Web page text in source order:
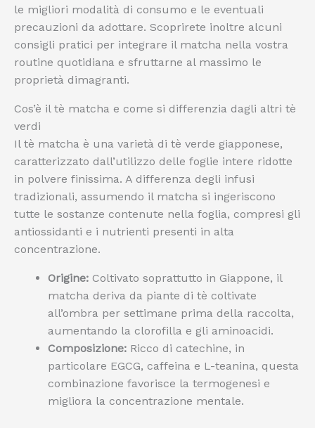
le migliori modalità di consumo e le eventuali
precauzioni da adottare. Scoprirete inoltre alcuni
consigli pratici per integrare il matcha nella vostra
routine quotidiana e sfruttarne al massimo le
proprietà dimagranti.
Cos’è il tè matcha e come si differenzia dagli altri tè
verdi
Il tè matcha è una varietà di tè verde giapponese,
caratterizzato dall’utilizzo delle foglie intere ridotte
in polvere finissima. A differenza degli infusi
tradizionali, assumendo il matcha si ingeriscono
tutte le sostanze contenute nella foglia, compresi gli
antiossidanti e i nutrienti presenti in alta
concentrazione.
Origine: Coltivato soprattutto in Giappone, il
matcha deriva da piante di tè coltivate
all’ombra per settimane prima della raccolta,
aumentando la clorofilla e gli aminoacidi.
Composizione: Ricco di catechine, in
particolare EGCG, caffeina e L-teanina, questa
combinazione favorisce la termogenesi e
migliora la concentrazione mentale.